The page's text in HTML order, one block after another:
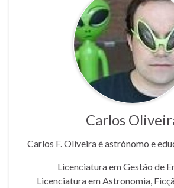
Carlos
Carlos F. Oliveira é astrónomo e
Licenciatura em Gestão de
Licenciatura em Astronomia,